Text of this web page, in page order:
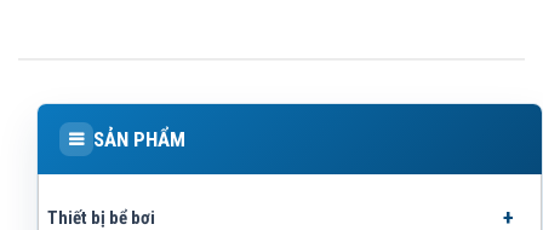
SẢN PHẨM
Thiết bị bể bơi